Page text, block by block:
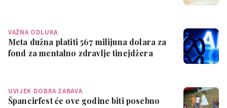
VAŽNA ODLUKA
Meta dužna platiti 567 milijuna dolara za
fond za mentalno zdravlje tinejdžera
UVIJEK DOBRA ZABAVA
Špancirfest će ove godine biti posebno